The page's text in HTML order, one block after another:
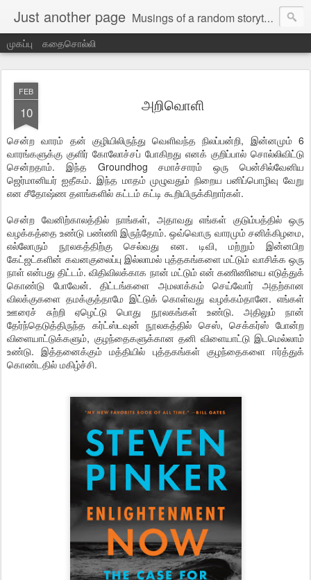
Just another page Musings of a random storyteller
முகப்பு கதைசொல்லி
FEB
10 அறிவொளி
சென்ற வாரம் தன் குழியிலிருந்து வெளிவந்த நிலப்பன்றி, இன்னமும் 6
வாரங்களுக்கு குளிர் கோலோச்சப் போகிறது எனக் குறிப்பால் சொல்லிவிட்டு
சென்றதாம். இந்த Groundhog சமாச்சாரம் ஒரு பென்சில்வேனிய
ஜெர்மானியர் ஐதீகம். இந்த மாதம் முழுவதும் நிறைய பனிப்பொழிவு வேறு
என சீதோஷ்ண தளங்களில் கட்டம் கட்டி கூறியிருக்கிறார்கள்.
சென்ற வேனிற்காலத்தில் நாங்கள், அதாவது எங்கள் குடும்பத்தில் ஒரு
வழக்கத்தை உண்டு பண்ணி இருந்தோம். ஒவ்வொரு வாரமும் சனிக்கிழமை,
எல்லோரும் நூலகத்திற்கு செல்வது என. டிவி, மற்றும் இன்னபிற
கேட்ஜட்களின் கவனகுலைப்பு இல்லாமல் புத்தகங்களை மட்டும் வாசிக்க ஒரு
நாள் என்பது திட்டம். விதிவிலக்காக நான் மட்டும் என் கணிணியை எடுத்துக்
கொண்டு போவேன். திட்டங்களை அமலாக்கம் செய்வோர் அதற்கான
விலக்குகளை தமக்குத்தாமே இட்டுக் கொள்வது வழக்கம்தானே. எங்கள்
ஊரைச் சுற்றி ஏழெட்டு பொது நூலகங்கள் உண்டு. அதிலும் நான்
தேர்ந்தெடுத்திருந்த கர்ட்ஸ்டவுன் நூலகத்தில் செஸ், செக்கர்ஸ் போன்ற
விளையாட்டுக்களும், குழந்தைகளுக்கான தனி விளையாட்டு இடமெல்லாம்
உண்டு. இத்தனைக்கும் மத்தியில் புத்தகங்கள் குழந்தைகளை ஈர்த்துக்
கொண்டதில் மகிழ்ச்சி.